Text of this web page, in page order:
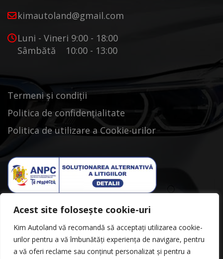
Acest site folosește cookie-uri
Kim Autoland vă recomandă să acceptați utilizarea cookie-
urilor pentru a vă îmbunătăți experiența de navigare, pentru
a vă oferi reclame sau conținut personalizat și pentru a
kimautoland@gmail.com
Luni - Vineri 9:00 - 18:00
Sâmbătă 10:00 - 13:00
Termeni și condiții
Politica de confidențialitate
Politica de utilizare a Cookie-urilor